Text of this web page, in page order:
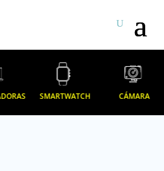
SMARTWATCH CÁMARA